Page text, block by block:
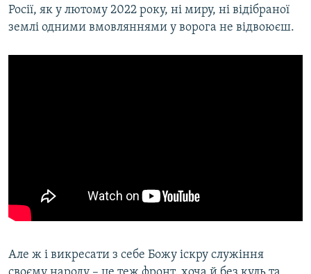
Росії, як у лютому 2022 року, ні миру, ні відібраної
землі одними вмовляннями у ворога не відвоюєш.
Але ж і викресати з себе Божу іскру служіння